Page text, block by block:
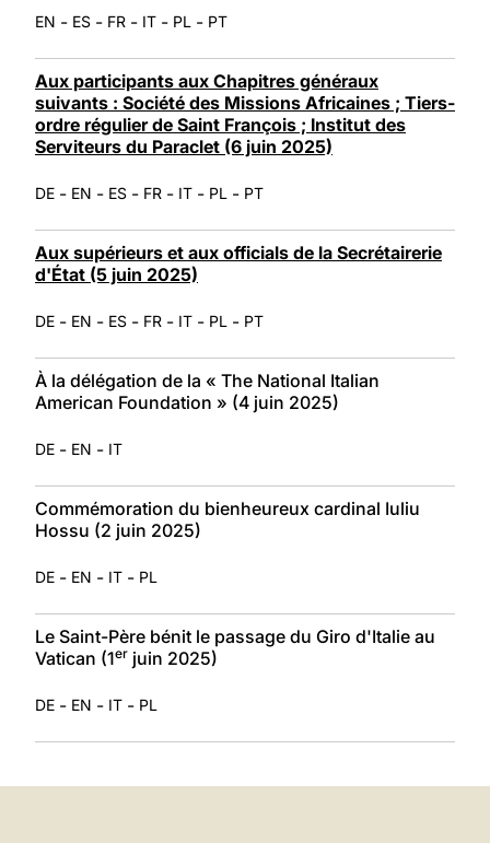
EN - ES - FR - IT - PL - PT
Aux participants aux Chapitres généraux
suivants : Société des Missions Africaines ; Tiers-
ordre régulier de Saint François ; Institut des
Serviteurs du Paraclet (6 juin 2025)
DE - EN - ES - FR - IT - PL - PT
Aux supérieurs et aux officials de la Secrétairerie
d'État (5 juin 2025)
DE - EN - ES - FR - IT - PL - PT
À la délégation de la « The National Italian
American Foundation » (4 juin 2025)
DE - EN - IT
Commémoration du bienheureux cardinal Iuliu
Hossu (2 juin 2025)
DE - EN - IT - PL
Le Saint-Père bénit le passage du Giro d'Italie au
Vatican (1er juin 2025)
DE - EN - IT - PL